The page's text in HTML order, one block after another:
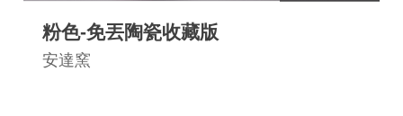
粉色-免丟陶瓷收藏版
安達窯